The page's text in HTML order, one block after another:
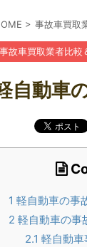
> 事故車買取
事故車買取業者比較
自動車
1 軽自動車の事
2 軽自動車の
2.1 軽自動